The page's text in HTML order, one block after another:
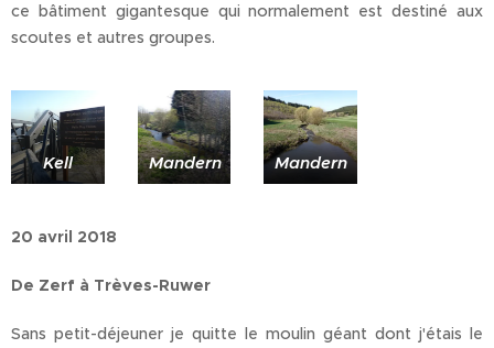
ce bâtiment gigantesque qui normalement est destiné aux
scoutes et autres groupes.
Kell Mandern Mandern
20 avril 2018
De Zerf à Trèves-Ruwer
Sans petit-déjeuner je quitte le moulin géant dont j'étais le